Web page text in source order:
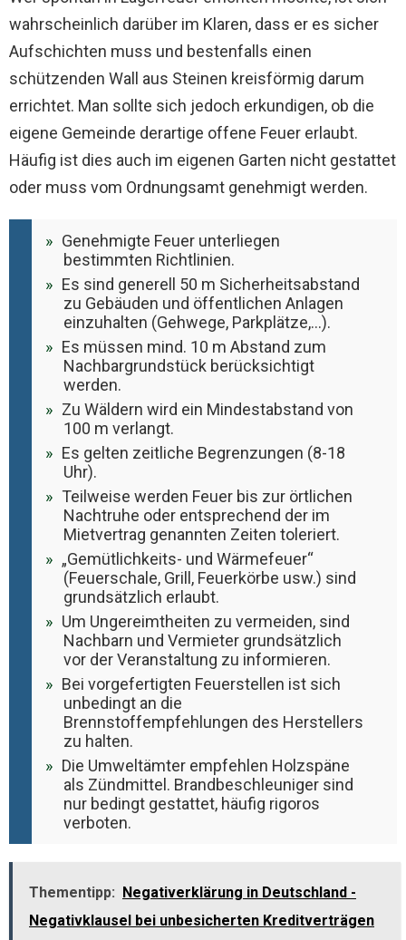
wahrscheinlich darüber im Klaren, dass er es sicher
Aufschichten muss und bestenfalls einen
schützenden Wall aus Steinen kreisförmig darum
errichtet. Man sollte sich jedoch erkundigen, ob die
eigene Gemeinde derartige offene Feuer erlaubt.
Häufig ist dies auch im eigenen Garten nicht gestattet
oder muss vom Ordnungsamt genehmigt werden.
Genehmigte Feuer unterliegen
bestimmten Richtlinien.
Es sind generell 50 m Sicherheitsabstand
zu Gebäuden und öffentlichen Anlagen
einzuhalten (Gehwege, Parkplätze,…).
Es müssen mind. 10 m Abstand zum
Nachbargrundstück berücksichtigt
werden.
Zu Wäldern wird ein Mindestabstand von
100 m verlangt.
Es gelten zeitliche Begrenzungen (8-18
Uhr).
Teilweise werden Feuer bis zur örtlichen
Nachtruhe oder entsprechend der im
Mietvertrag genannten Zeiten toleriert.
„Gemütlichkeits- und Wärmefeuer“
(Feuerschale, Grill, Feuerkörbe usw.) sind
grundsätzlich erlaubt.
Um Ungereimtheiten zu vermeiden, sind
Nachbarn und Vermieter grundsätzlich
vor der Veranstaltung zu informieren.
Bei vorgefertigten Feuerstellen ist sich
unbedingt an die
Brennstoffempfehlungen des Herstellers
zu halten.
Die Umweltämter empfehlen Holzspäne
als Zündmittel. Brandbeschleuniger sind
nur bedingt gestattet, häufig rigoros
verboten.
Thementipp: Negativerklärung in Deutschland -
Negativklausel bei unbesicherten Kreditverträgen